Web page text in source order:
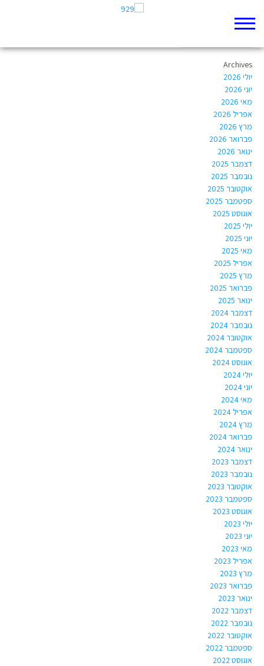
Author Archives:ommri105@gmail.com
Archives
יולי 2026
יוני 2026
מאי 2026
אפריל 2026
מרץ 2026
פברואר 2026
ינואר 2026
דצמבר 2025
נובמבר 2025
אוקטובר 2025
ספטמבר 2025
אוגוסט 2025
יולי 2025
יוני 2025
מאי 2025
אפריל 2025
מרץ 2025
פברואר 2025
ינואר 2025
דצמבר 2024
נובמבר 2024
אוקטובר 2024
ספטמבר 2024
אוגוסט 2024
יולי 2024
יוני 2024
מאי 2024
אפריל 2024
מרץ 2024
פברואר 2024
ינואר 2024
דצמבר 2023
נובמבר 2023
אוקטובר 2023
ספטמבר 2023
אוגוסט 2023
יולי 2023
יוני 2023
מאי 2023
אפריל 2023
מרץ 2023
פברואר 2023
ינואר 2023
דצמבר 2022
נובמבר 2022
אוקטובר 2022
ספטמבר 2022
אוגוסט 2022